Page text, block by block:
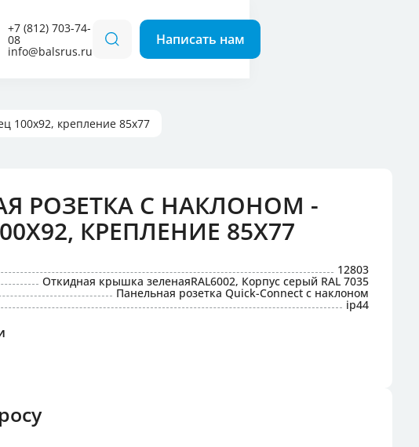
+7 (812) 703-74-
08
info@balsrus.ru
вилки для кемпингов
CEE прямые
100x92, крепление 85x77
РОЗЕТКА С НАКЛОНОМ -
КРЕПЛЕНИЕ 85X77
12803
Откидная крышка зеленаяRAL6002, Корпус серый RAL 7035
Панельная розетка Quick-Connect с наклоном
ip44